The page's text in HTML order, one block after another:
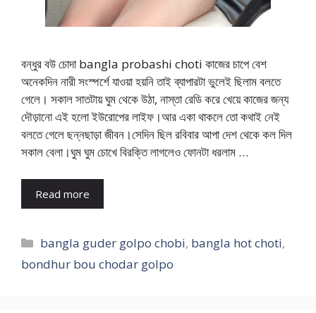
বন্ধুর বউ চোদা bangla probashi choti কাজের চাপে বেশ
অনেকদিন নারী সংস্পর্শে যাওয়া হয়নি তাই ব্যাপারটা ভুলেই ছিলাম বলতে
গেলে। সকাল সাতটায় ঘুম থেকে উঠা, নাস্তা রেডি করে খেয়ে কাজের জন্য
দৌড়ানো এই হলো ইউরোপের লাইফ।আর একা থাকলে তো কথাই নেই
বলতে গেলে ছন্নছাড়া জীবন।সেদিন ছিল রবিবার আপা দেশ থেকে কল দিল
সকাল বেলা।ঘুম ঘুম চোখে বিরক্তি লাগলেও ফোনটা ধরলাম …
Read more
Categories
bangla guder golpo chobi, bangla hot choti,
bondhur bou chodar golpo